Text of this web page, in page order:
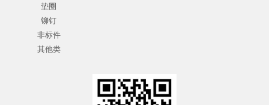
垫圈
铆钉
非标件
其他类